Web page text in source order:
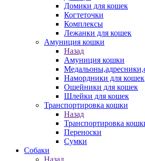
Домики для кошек
Когтеточки
Комплексы
Лежанки для кошек
Амуниция кошки
Назад
Амуниция кошки
Намордники для кошек
Ошейники для кошек
Шлейки для кошек
Транспортировка кошки
Назад
Транспортировка
Переноски
Сумки
Собаки
Назад